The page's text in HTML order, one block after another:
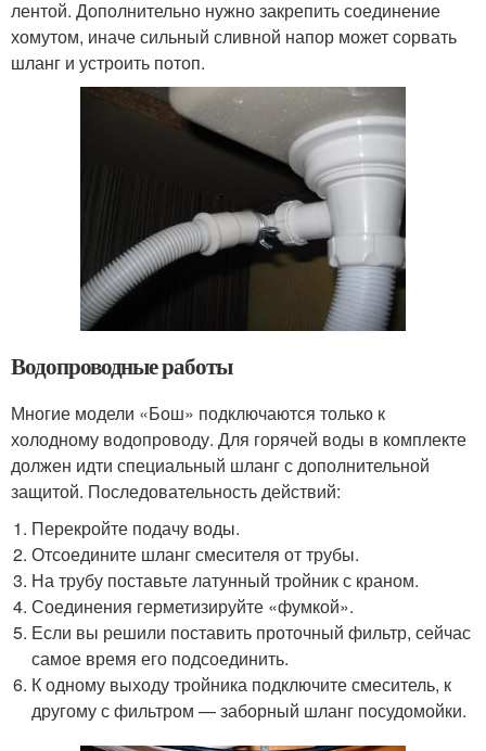
лентой. Дополнительно нужно закрепить соединение
хомутом, иначе сильный сливной напор может сорвать
шланг и устроить потоп.
Водопроводные работы
Многие модели «Бош» подключаются только к
холодному водопроводу. Для горячей воды в комплекте
должен идти специальный шланг с дополнительной
защитой. Последовательность действий:
Перекройте подачу воды.
Отсоедините шланг смесителя от трубы.
На трубу поставьте латунный тройник с краном.
Соединения герметизируйте «фумкой».
Если вы решили поставить проточный фильтр, сейчас
самое время его подсоединить.
К одному выходу тройника подключите смеситель, к
другому с фильтром — заборный шланг посудомойки.